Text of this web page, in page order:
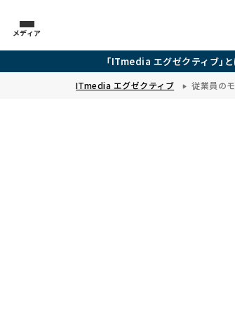
メディア
「ITmedia エグゼクティブ」
ITmedia エグゼクティブ 従業員の